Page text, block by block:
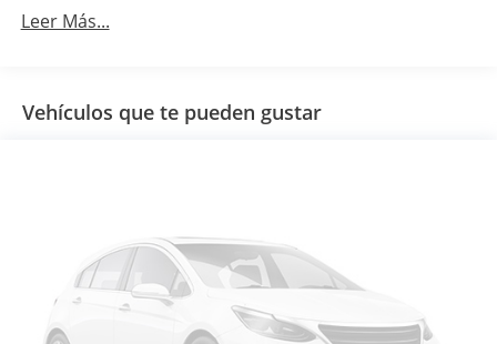
Leer Más...
Vehículos que te pueden gustar